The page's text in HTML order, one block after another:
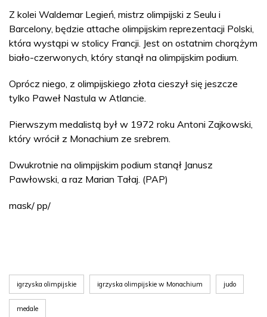
Z kolei Waldemar Legień, mistrz olimpijski z Seulu i
Barcelony, będzie attache olimpijskim reprezentacji Polski,
która wystąpi w stolicy Francji. Jest on ostatnim chorążym
biało-czerwonych, który stanął na olimpijskim podium.
Oprócz niego, z olimpijskiego złota cieszył się jeszcze
tylko Paweł Nastula w Atlancie.
Pierwszym medalistą był w 1972 roku Antoni Zajkowski,
który wrócił z Monachium ze srebrem.
Dwukrotnie na olimpijskim podium stanął Janusz
Pawłowski, a raz Marian Tałaj. (PAP)
mask/ pp/
igrzyska olimpijskie igrzyska olimpijskie w Monachium judo
medale